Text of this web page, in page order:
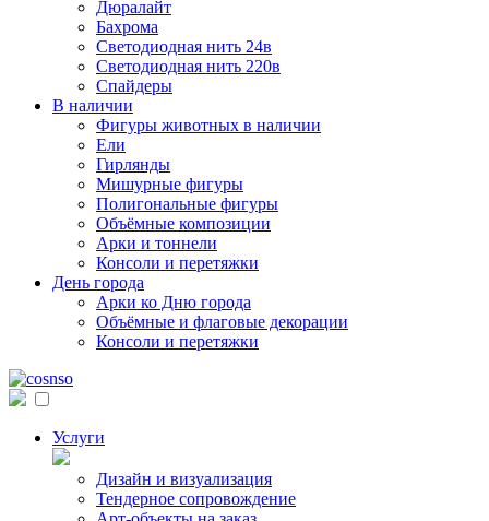
Дюралайт
Бахрома
Светодиодная нить 24в
Светодиодная нить 220в
Спайдеры
В наличии
Фигуры животных в наличии
Ели
Гирлянды
Мишурные фигуры
Полигональные фигуры
Объёмные композиции
Арки и тоннели
Консоли и перетяжки
День города
Арки ко Дню города
Объёмные и флаговые декорации
Консоли и перетяжки
Услуги
Дизайн и визуализация
Тендерное сопровождение